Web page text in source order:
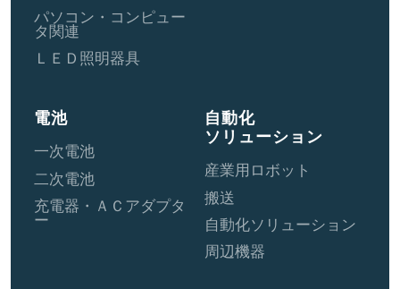
パソコン・コンピュー
タ関連
ＬＥＤ照明器具
電池
一次電池
二次電池
充電器・ＡＣアダプタ
ー
自動化
ソリューション
産業用ロボット
搬送
自動化ソリューション
周辺機器